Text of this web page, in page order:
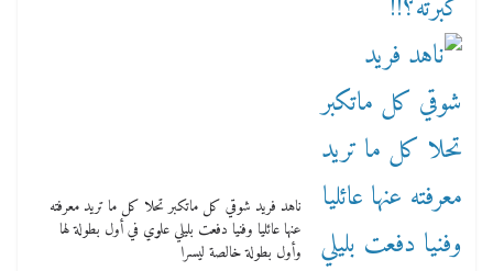
ناهد فريد شوقي كل ماتكبر تحلا كل ما تريد معرفته
عنها عائليا وفنيا دفعت بليلي علوي في أول بطولة لها
وأول بطولة خالصة ليسرا